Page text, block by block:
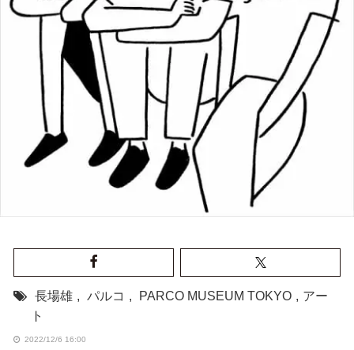
長場雄 , パルコ , PARCO MUSEUM TOKYO , アー
ト
2022/12/6 16:00